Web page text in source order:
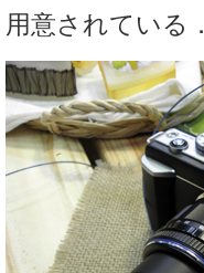
用意されている．